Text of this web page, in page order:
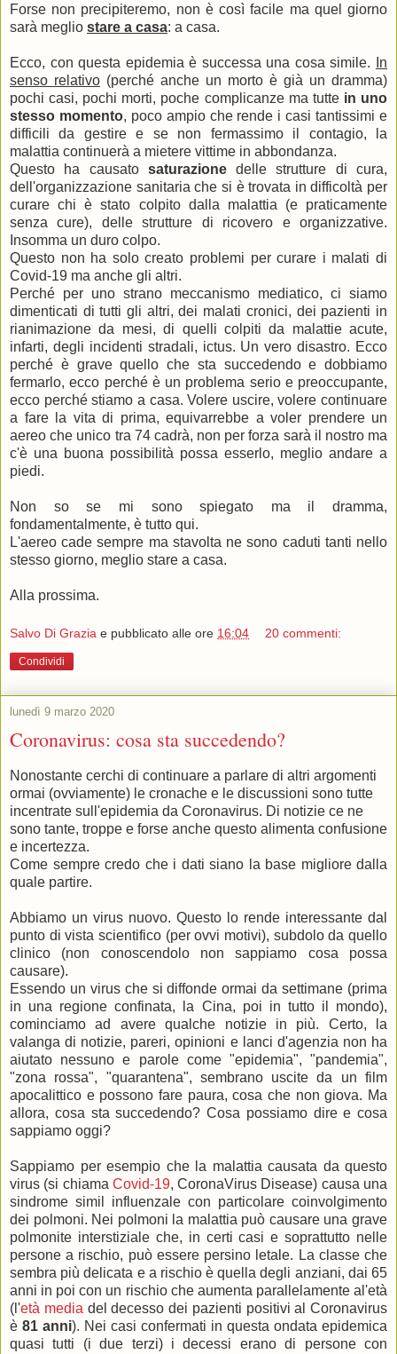
Forse non precipiteremo, non è così facile ma quel giorno
sarà meglio stare a casa: a casa.
Ecco, con questa epidemia è successa una cosa simile.
In
senso relativo (perché anche un morto è già un dramma)
pochi casi, pochi morti, poche complicanze ma tutte in uno
stesso momento, poco ampio che rende i casi tantissimi e
difficili da gestire e se non fermassimo il contagio, la
malattia continuerà a mietere vittime in abbondanza.
Questo ha causato saturazionedelle strutture di cura,
dell'organizzazione sanitaria che si è trovata in difficoltà per
curare chi è stato colpito dalla malattia (e praticamente
senza cure), delle strutture di ricovero e organizzative.
Insomma un duro colpo.
Questo non ha solo creato problemi per curare i malati di
Covid-19 ma anche gli altri.
Perché per uno strano meccanismo mediatico, ci siamo
dimenticati di tutti gli altri, dei malati cronici, dei pazienti in
rianimazione da mesi, di quelli colpiti da malattie acute,
infarti, degli incidenti stradali, ictus. Un vero disastro. Ecco
perché è grave quello che sta succedendo e dobbiamo
fermarlo, ecco perché è un problema serio e preoccupante,
ecco perché stiamo a casa. Volere uscire, volere continuare
a fare la vita di prima, equivarrebbe a voler prendere un
aereo che unico tra 74 cadrà, non per forza sarà il nostro ma
c'è una buona possibilità possa esserlo, meglio andare a
piedi.
Non so se mi sono spiegato ma il dramma,
fondamentalmente, è tutto qui.
L'aereo cade sempre ma stavolta ne sono caduti tanti nello
stesso giorno, meglio stare a casa.
Alla prossima.
Salvo Di Grazia e pubblicato alle ore 16:04 20 commenti:
Condividi
lunedì 9 marzo 2020
Coronavirus: cosa sta succedendo?
Nonostante cerchi di continuare a parlare di altri argomenti
ormai (ovviamente) le cronache e le discussioni sono tutte
incentrate sull'epidemia da Coronavirus. Di notizie ce ne
sono tante, troppe e forse anche questo alimenta confusione
e incertezza.
Come sempre credo che i dati siano la base migliore dalla
quale partire.
Abbiamo un virus nuovo. Questo lo rende interessante dal
punto di vista scientifico (per ovvi motivi), subdolo da quello
clinico (non conoscendolo non sappiamo cosa possa
causare).
Essendo un virus che si diffonde ormai da settimane (prima
in una regione confinata, la Cina, poi in tutto il mondo),
cominciamo ad avere qualche notizie in più. Certo, la
valanga di notizie, pareri, opinioni e lanci d'agenzia non ha
aiutato nessuno e parole come "epidemia", "pandemia",
"zona rossa", "quarantena", sembrano uscite da un film
apocalittico e possono fare paura, cosa che non giova. Ma
allora, cosa sta succedendo? Cosa possiamo dire e cosa
sappiamo oggi?
Sappiamo per esempio che la malattia causata da questo
virus (si chiama Covid-19, CoronaVirus Disease) causa una
sindrome simil influenzale con particolare coinvolgimento
dei polmoni. Nei polmoni la malattia può causare una grave
polmonite interstiziale che, in certi casi e soprattutto nelle
persone a rischio, può essere persino letale. La classe che
sembra più delicata e a rischio è quella degli anziani, dai 65
anni in poi con un rischio che aumenta parallelamente al'età
(l'età media del decesso dei pazienti positivi al Coronavirus
è 81 anni). Nei casi confermati in questa ondata epidemica
quasi tutti (i due terzi) i decessi erano di persone con